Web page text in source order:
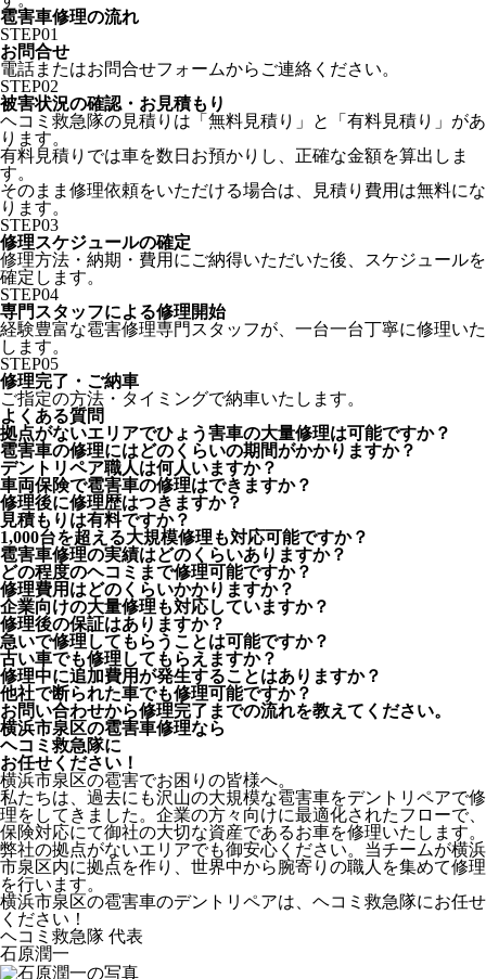
雹害車修理の流れ
STEP01
お問合せ
電話またはお問合せフォームからご連絡ください。
STEP02
被害状況の確認・お見積もり
ヘコミ救急隊の見積りは「無料見積り」と「有料見積り」があ
ります。
有料見積りでは車を数日お預かりし、正確な金額を算出しま
す。
そのまま修理依頼をいただける場合は、見積り費用は無料にな
ります。
STEP03
修理スケジュールの確定
修理方法・納期・費用にご納得いただいた後、スケジュールを
確定します。
STEP04
専門スタッフによる修理開始
経験豊富な雹害修理専門スタッフが、一台一台丁寧に修理いた
します。
STEP05
修理完了・ご納車
ご指定の方法・タイミングで納車いたします。
よくある質問
拠点がないエリアでひょう害車の大量修理は可能ですか？
雹害車の修理にはどのくらいの期間がかかりますか？
デントリペア職人は何人いますか？
車両保険で雹害車の修理はできますか？
修理後に修理歴はつきますか？
見積もりは有料ですか？
1,000台を超える大規模修理も対応可能ですか？
雹害車修理の実績はどのくらいありますか？
どの程度のヘコミまで修理可能ですか？
修理費用はどのくらいかかりますか？
企業向けの大量修理も対応していますか？
修理後の保証はありますか？
急いで修理してもらうことは可能ですか？
古い車でも修理してもらえますか？
修理中に追加費用が発生することはありますか？
他社で断られた車でも修理可能ですか？
お問い合わせから修理完了までの流れを教えてください。
横浜市泉区の雹害車修理なら
ヘコミ救急隊に
お任せください！
横浜市泉区の雹害でお困りの皆様へ。
私たちは、過去にも沢山の大規模な雹害車をデントリペアで修
理をしてきました。企業の方々向けに最適化されたフローで、
保険対応にて御社の大切な資産であるお車を修理いたします。
弊社の拠点がないエリアでも御安心ください。当チームが横浜
市泉区内に拠点を作り、世界中から腕寄りの職人を集めて修理
を行います。
横浜市泉区の雹害車のデントリペアは、ヘコミ救急隊にお任せ
ください！
ヘコミ救急隊 代表
石原潤一